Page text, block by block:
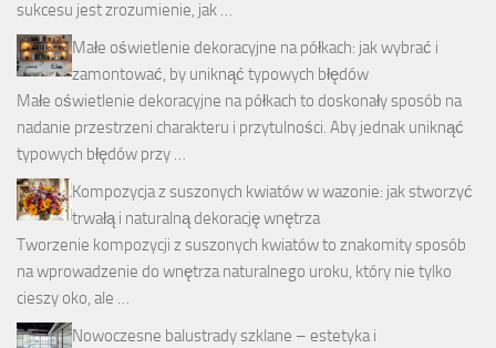
sukcesu jest zrozumienie, jak …
Małe oświetlenie dekoracyjne na półkach: jak wybrać i
zamontować, by uniknąć typowych błędów
Małe oświetlenie dekoracyjne na półkach to doskonały sposób na
nadanie przestrzeni charakteru i przytulności. Aby jednak uniknąć
typowych błędów przy …
Kompozycja z suszonych kwiatów w wazonie: jak stworzyć
trwałą i naturalną dekorację wnętrza
Tworzenie kompozycji z suszonych kwiatów to znakomity sposób
na wprowadzenie do wnętrza naturalnego uroku, który nie tylko
cieszy oko, ale …
Nowoczesne balustrady szklane – estetyka i